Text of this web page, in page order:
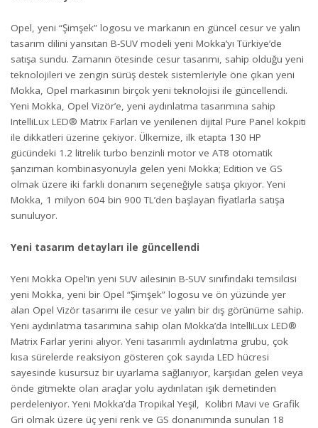
Opel, yeni “Şimşek” logosu ve markanın en güncel cesur ve yalın
tasarım dilini yansıtan B-SUV modeli yeni Mokka’yı Türkiye’de
satışa sundu. Zamanın ötesinde cesur tasarımı, sahip olduğu yeni
teknolojileri ve zengin sürüş destek sistemleriyle öne çıkan yeni
Mokka, Opel markasının birçok yeni teknolojisi ile güncellendi.
Yeni Mokka, Opel Vizör’e, yeni aydınlatma tasarımına sahip
IntelliLux LED® Matrix Farları ve yenilenen dijital Pure Panel kokpiti
ile dikkatleri üzerine çekiyor. Ülkemize, ilk etapta 130 HP
gücündeki 1.2 litrelik turbo benzinli motor ve AT8 otomatik
şanzıman kombinasyonuyla gelen yeni Mokka; Edition ve GS
olmak üzere iki farklı donanım seçeneğiyle satışa çıkıyor. Yeni
Mokka, 1 milyon 604 bin 900 TL’den başlayan fiyatlarla satışa
sunuluyor.
Yeni tasarım detayları ile güncellendi
Yeni Mokka Opel’in yeni SUV ailesinin B-SUV sınıfındaki temsilcisi
yeni Mokka, yeni bir Opel “Şimşek” logosu ve ön yüzünde yer
alan Opel Vizör tasarımı ile cesur ve yalın bir dış görünüme sahip.
Yeni aydınlatma tasarımına sahip olan Mokka’da IntelliLux LED®
Matrix Farlar yerini alıyor. Yeni tasarımlı aydınlatma grubu, çok
kısa sürelerde reaksiyon gösteren çok sayıda LED hücresi
sayesinde kusursuz bir uyarlama sağlanıyor, karşıdan gelen veya
önde gitmekte olan araçlar yolu aydınlatan ışık demetinden
perdeleniyor. Yeni Mokka’da Tropikal Yeşil, Kolibri Mavi ve Grafik
Gri olmak üzere üç yeni renk ve GS donanımında sunulan 18